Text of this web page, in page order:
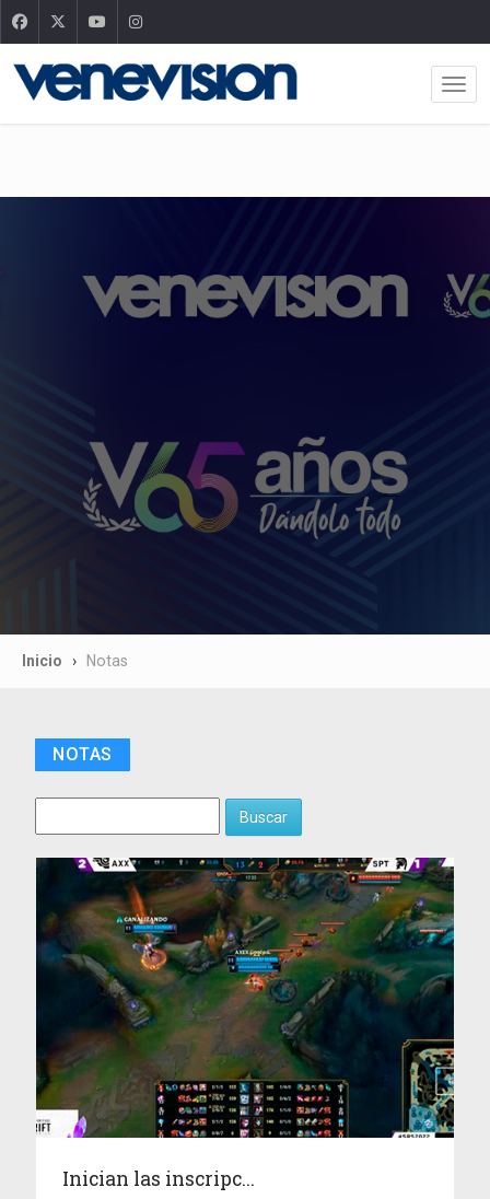
Inicio Notas
NOTAS
Buscar
Inician las inscripc...